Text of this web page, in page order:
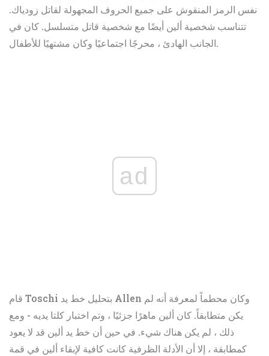
نفس الرمز المنقوش على جميع الحروف المجهولة لقاتل زودياك.
تتناسب شخصية ألين أيضًا مع شخصية قاتل متسلسل. كان في
الجانب الهادئ ، محرجًا اجتماعيًا وكان مشتهيًا للأطفال.
ad
قام Toschi بتحليل خط يد Allen وكان محطماً لمعرفة أنه لم
يكن متطابقاً. كان ألين ماهرًا جزئيًا ، وتم اختبار كلتا يديه - ومع
ذلك ، لم يكن هناك شيء. في حين أن خط يد ألين قد لا يعود
كمطابقة ، إلا أن الأدلة الظرفية كانت كافية لإبقاء ألين في قمة